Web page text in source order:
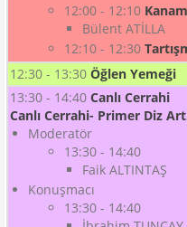
12:00 - 12:10
Bülent ATİLLA
12:10 - 12:30
12:30 - 13:30 Öğlen Yemeği
13:30 - 14:40 Canlı Cerrahi
Canlı Cerrahi- Primer Diz
Moderatör
13:30 - 14:40
Faik ALTINTAŞ
Konuşmacı
13:30 - 14:40